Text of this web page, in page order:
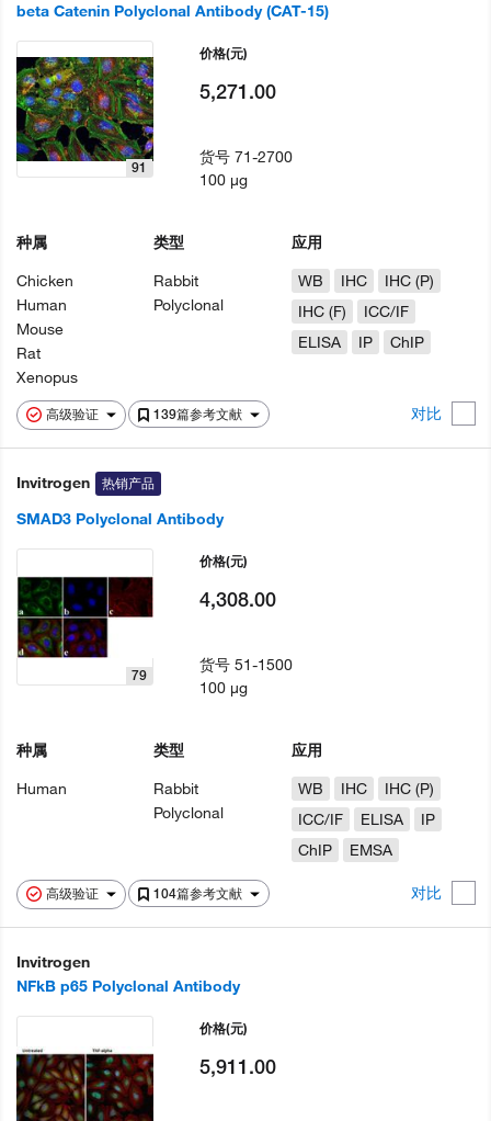
beta Catenin Polyclonal Antibody (CAT-15)
高级验证 139篇参考文献 对比
91
种属
Chicken
Human
Mouse
Rat
Xenopus
类型
Rabbit
Polyclonal
应用
WB
IHC
IHC (P)
IHC (F)
ICC/IF
ELISA
IP ChIP
价格(元)
5,271.00
货号71-2700
100 µg
Invitrogen 热销产品
SMAD3 Polyclonal Antibody
高级验证 104篇参考文献 对比
79
种属
Human
类型
Rabbit
Polyclonal
应用
WB
IHC
IHC (P)
ICC/IF
ELISA
IP
ChIP
EMSA
价格(元)
4,308.00
货号51-1500
100 µg
Invitrogen
NFkB p65 Polyclonal Antibody
价格(元)
5,911.00